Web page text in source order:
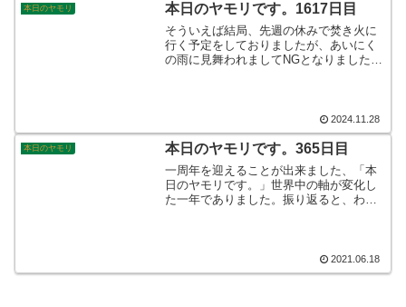
本日のヤモリ 本日のヤモリです。1617日目
そういえば結局、先週の休みで焚き火に
行く予定をしておりましたが、あいにく
の雨に見舞われましてNGとなりました。
り納めに行きたいのですが…。そんなこ
んなで、本日のヤモリです。
2024.11.28
本日のヤモリ 本日のヤモリです。365日目
一周年を迎えることが出来ました、「本
日のヤモリです。」世界中の軸が変化し
た一年でありました。振り返ると、わが
ことではないかな？と思っています。
2021.06.18